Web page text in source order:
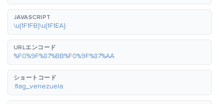
JAVASCRIPT
\u{1F1FB}\u{1F1EA}
URLエンコード
%F0%9F%87%BB%F0%9F%87%AA
ショートコード
:flag_venezuela: